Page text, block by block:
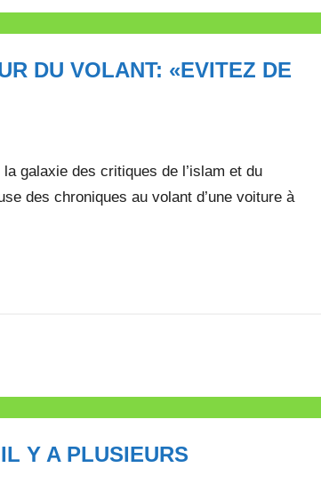
DU VOLANT: «EVITEZ DE
galaxie des critiques de l’islam et du
des chroniques au volant d’une voiture à
Y A PLUSIEURS